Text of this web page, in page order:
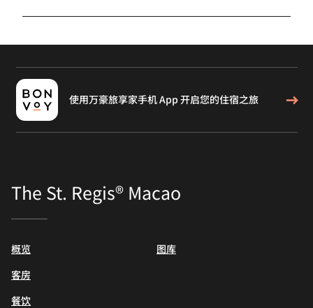
使用万豪旅享家手机 App 开启您的住宿之旅
The St. Regis® Macao
概览
客房
餐饮
图库